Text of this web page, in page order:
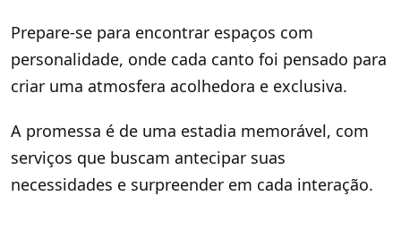
Prepare-se para encontrar espaços com
personalidade, onde cada canto foi pensado para
criar uma atmosfera acolhedora e exclusiva.
A promessa é de uma estadia memorável, com
serviços que buscam antecipar suas
necessidades e surpreender em cada interação.